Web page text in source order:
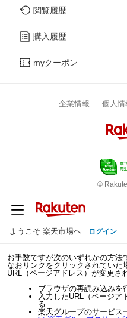
閲覧履歴
購入履歴
myクーポン
企業情報 個人情
©
ようこそ 楽天市場へ ログイン
お手数ですが次のいずれかの方法
なおリンクをクリックされていた
URL（ページアドレス）が変更さ
ブラウザの再読み込みを
入力したURL（ページア
る
楽天グループのサービス